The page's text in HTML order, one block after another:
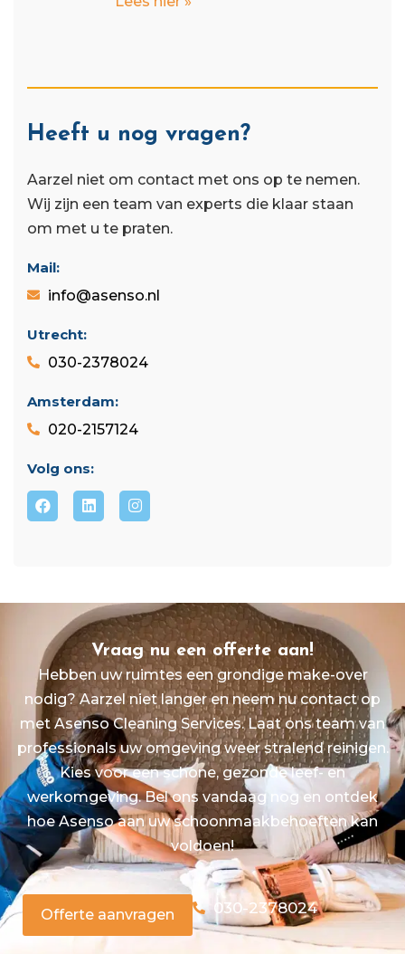
Heeft u nog vragen?
Aarzel niet om contact met ons op te nemen.
Wij zijn een team van experts die klaar staan ​​
om met u te praten.
Mail:
info@asenso.nl
Utrecht:
030-2378024
Amsterdam:
020-2157124
Volg ons:
Vraag nu een offerte aan!
Hebben uw ruimtes een grondige make-over
nodig? Aarzel niet langer en neem nu contact op
met Asenso Cleaning Services. Laat ons team van
professionals uw omgeving weer stralend reinigen.
Kies voor een schone, gezonde leef- en
werkomgeving. Bel ons vandaag nog en ontdek
hoe Asenso aan uw schoonmaakbehoeften kan
voldoen!
Offerte aanvragen 030-2378024